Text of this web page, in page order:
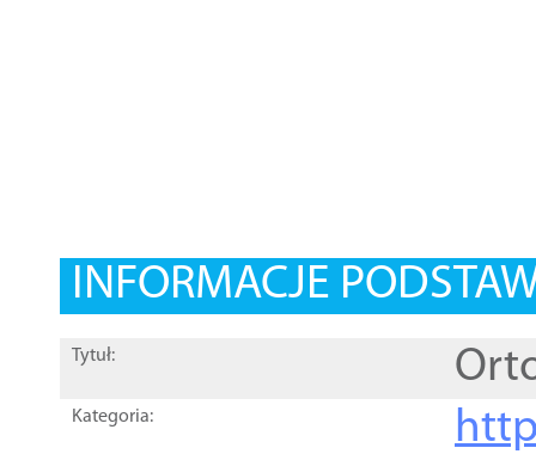
INFORMACJE
Tytuł:
Kategoria: